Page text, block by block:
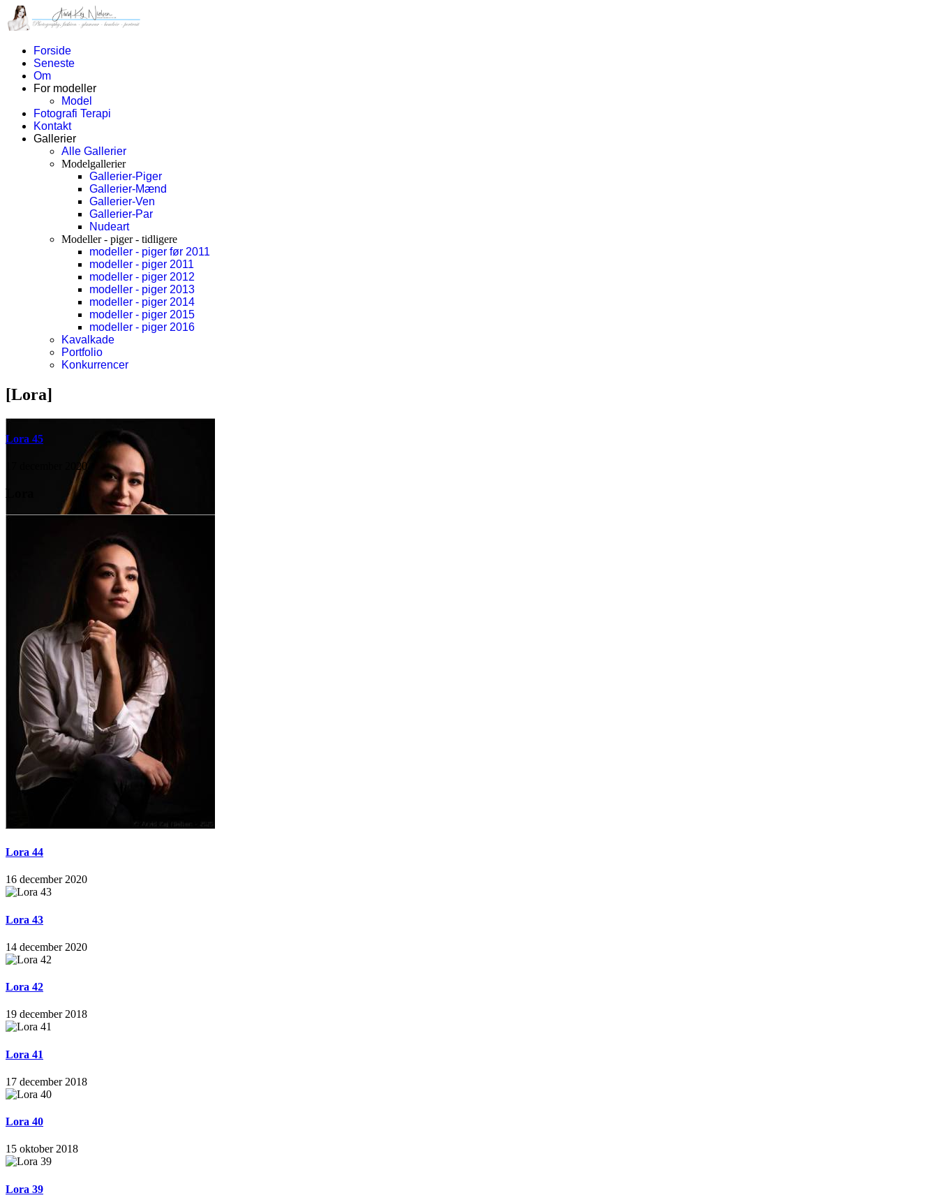
Forside
Seneste
Om
For modeller
Model
Fotografi Terapi
Kontakt
Gallerier
Alle Gallerier
Modelgallerier
Gallerier-Piger
Gallerier-Mænd
Gallerier-Ven
Gallerier-Par
Nudeart
Modeller - piger - tidligere
modeller - piger før 2011
modeller - piger 2011
modeller - piger 2012
modeller - piger 2013
modeller - piger 2014
modeller - piger 2015
modeller - piger 2016
Kavalkade
Portfolio
Konkurrencer
[Lora]
Lora 45
17 december 2020
Lora
Lora 44
16 december 2020
Lora 43
14 december 2020
Lora 42
19 december 2018
Lora 41
17 december 2018
Lora 40
15 oktober 2018
Lora 39